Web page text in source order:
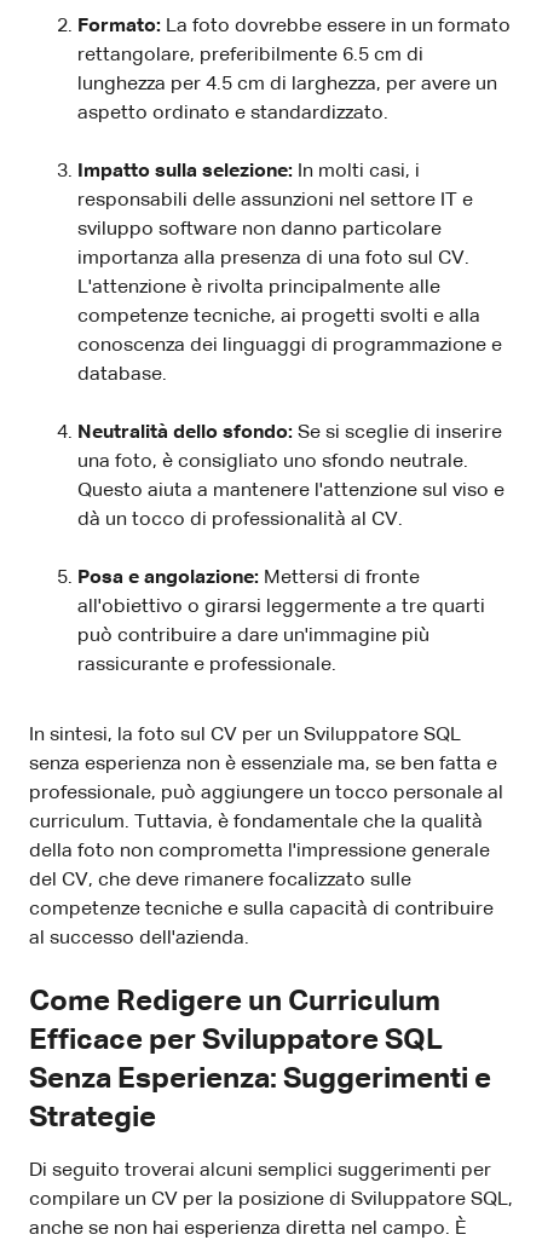
Formato: La foto dovrebbe essere in un formato
rettangolare, preferibilmente 6.5 cm di
lunghezza per 4.5 cm di larghezza, per avere un
aspetto ordinato e standardizzato.
Impatto sulla selezione: In molti casi, i
responsabili delle assunzioni nel settore IT e
sviluppo software non danno particolare
importanza alla presenza di una foto sul CV.
L'attenzione è rivolta principalmente alle
competenze tecniche, ai progetti svolti e alla
conoscenza dei linguaggi di programmazione e
database.
Neutralità dello sfondo: Se si sceglie di inserire
una foto, è consigliato uno sfondo neutrale.
Questo aiuta a mantenere l'attenzione sul viso e
dà un tocco di professionalità al CV.
Posa e angolazione: Mettersi di fronte
all'obiettivo o girarsi leggermente a tre quarti
può contribuire a dare un'immagine più
rassicurante e professionale.
In sintesi, la foto sul CV per un Sviluppatore SQL
senza esperienza non è essenziale ma, se ben fatta e
professionale, può aggiungere un tocco personale al
curriculum. Tuttavia, è fondamentale che la qualità
della foto non comprometta l'impressione generale
del CV, che deve rimanere focalizzato sulle
competenze tecniche e sulla capacità di contribuire
al successo dell'azienda.
Come Redigere un Curriculum
Efficace per Sviluppatore SQL
Senza Esperienza: Suggerimenti e
Strategie
Di seguito troverai alcuni semplici suggerimenti per
compilare un CV per la posizione di Sviluppatore SQL,
anche se non hai esperienza diretta nel campo. È